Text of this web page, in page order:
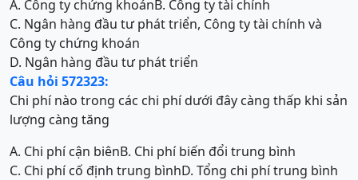
A. Công ty chứng khoánB. Công ty tài chính
C. Ngân hàng đầu tư phát triển, Công ty tài chính và
Công ty chứng khoán
D. Ngân hàng đầu tư phát triển
Câu hỏi 572323:
Chi phí nào trong các chi phí dưới đây càng thấp khi sản
lượng càng tăng
A. Chi phí cận biênB. Chi phí biến đổi trung bình
C. Chi phí cố định trung bìnhD. Tổng chi phí trung bình